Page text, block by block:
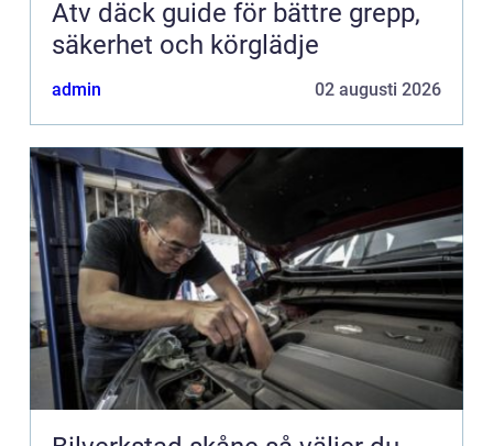
Atv däck guide för bättre grepp,
säkerhet och körglädje
admin 02 augusti 2026